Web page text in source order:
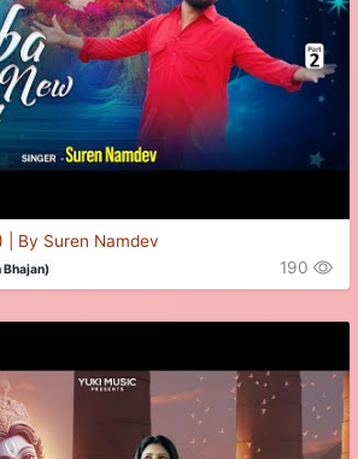
| By Suren Namdev
Bhajan) 190